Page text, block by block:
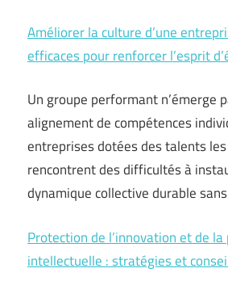
Améliorer la culture d’une
efficaces pour renforcer l’esprit
Un groupe performant n’émerge
alignement de compétences
entreprises dotées des talents
rencontrent des difficultés à
dynamique collective durable
Protection de l’innovation et de
intellectuelle : stratégies et